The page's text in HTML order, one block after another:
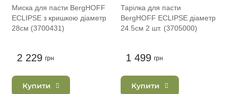
Миска для пасти BergHOFF
ECLIPSE з кришкою діаметр
28см (3700431)
2 229 грн
Купити
Тарілка для пасти
BergHOFF ECLIPSE діаметр
24.5см 2 шт. (3705000)
1 499 грн
Купити